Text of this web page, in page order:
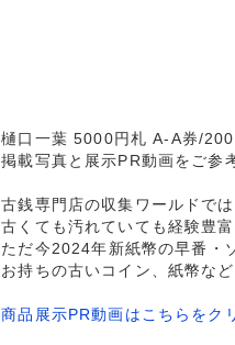
樋口一葉 5000円札 A-A券/
掲載写真と展示PR動画をご参
古銭専門店の収集ワールドで
古くても汚れていても経験豊
ただ今2024年新紙幣の早番・
お持ちの古いコイン、紙幣な
商品展示PR動画はこちらを